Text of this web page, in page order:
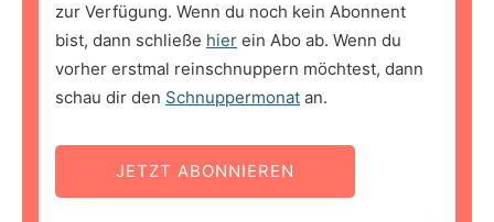
zur Verfügung. Wenn du noch kein Abonnent
bist, dann schließe hier ein Abo ab. Wenn du
vorher erstmal reinschnuppern möchtest, dann
schau dir den Schnuppermonat an.
JETZT ABONNIEREN